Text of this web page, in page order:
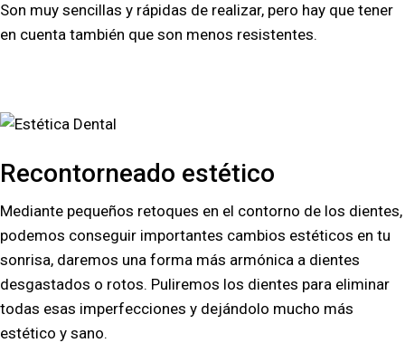
Son muy sencillas y rápidas de realizar, pero hay que tener
en cuenta también que son menos resistentes.
Recontorneado estético
Mediante pequeños retoques en el contorno de los dientes,
podemos conseguir importantes cambios estéticos en tu
sonrisa, daremos una forma más armónica a dientes
desgastados o rotos. Puliremos los dientes para eliminar
todas esas imperfecciones y dejándolo mucho más
estético y sano.